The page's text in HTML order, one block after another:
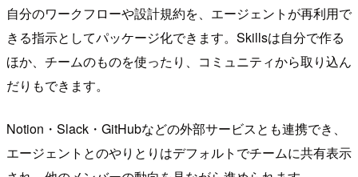
自分のワークフローや設計規約を、エージェントが再利用で
きる指示としてパッケージ化できます。Skillsは自分で作る
ほか、チームのものを使ったり、コミュニティから取り込ん
だりもできます。
Notion・Slack・GitHubなどの外部サービスとも連携でき、
エージェントとのやりとりはデフォルトでチームに共有表示